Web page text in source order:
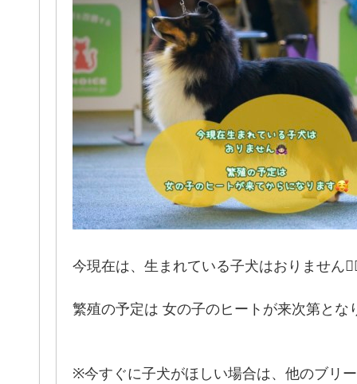
今現在は、生まれている子犬はおりません
繁殖の予定は 女の子のヒートが来次第とな
※今すぐに子犬がほしい場合は、他のブリ